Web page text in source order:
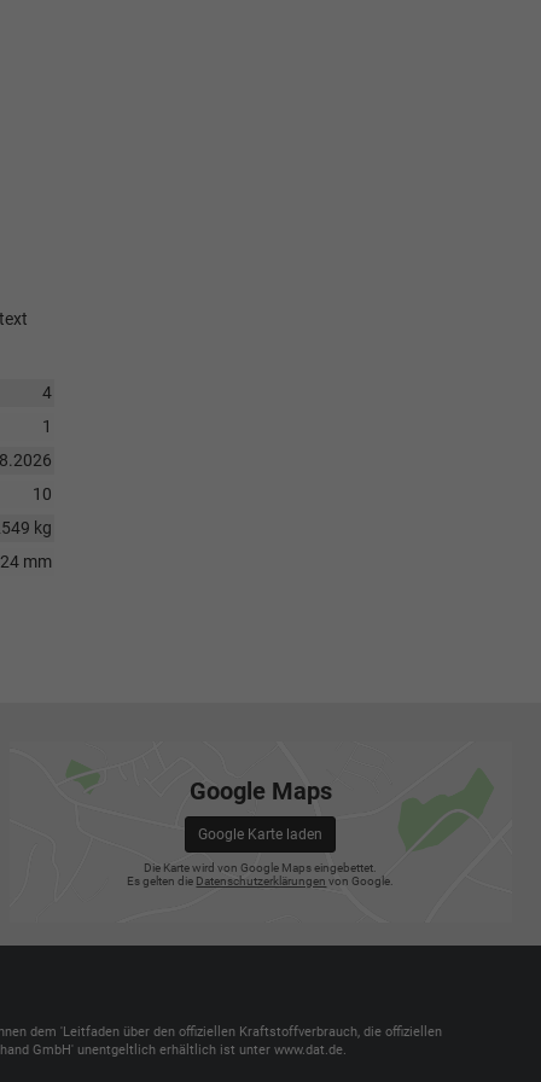
4
1
10
kg
mm
Google Maps
Google Karte laden
Die Karte wird von Google Maps eingebettet.
Es gelten die Datenschutzerklärungen von Google.
dem 'Leitfaden über den offiziellen Kraftstoffverbrauch, die offiziellen
GmbH' unentgeltlich erhältlich ist unter www.dat.de.